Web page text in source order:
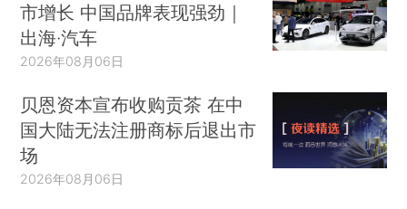
市增长 中国品牌表现强劲｜
出海·汽车
2026年08月06日
贝恩资本宣布收购贡茶 在中
国大陆无法注册商标后退出市
场
2026年08月06日